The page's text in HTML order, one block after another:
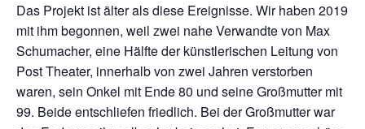
Das Projekt ist älter als diese Ereignisse. Wir haben 2019
mit ihm begonnen, weil zwei nahe Verwandte von Max
Schumacher, eine Hälfte der künstlerischen Leitung von
Post Theater, innerhalb von zwei Jahren verstorben
waren, sein Onkel mit Ende 80 und seine Großmutter mit
99. Beide entschliefen friedlich. Bei der Großmutter war